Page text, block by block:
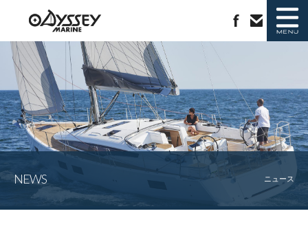
ニュース
中古艇情報 ラインナップ
ジャノー社について 会社概要
NEWS ニュース